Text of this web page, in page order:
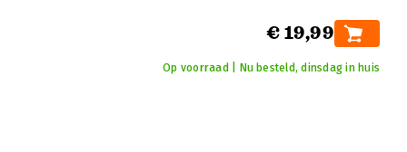
€ 19,99
Op voorraad | Nu besteld, dinsdag in huis